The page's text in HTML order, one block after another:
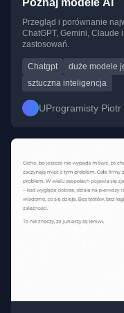
Poznaj modele AI
Przegląd i porównanie
ChatGPT, Gemini, Claude
zastosowań.
Chatgpt duże modele
sztuczna inteligencja
UProgramisty Piotr